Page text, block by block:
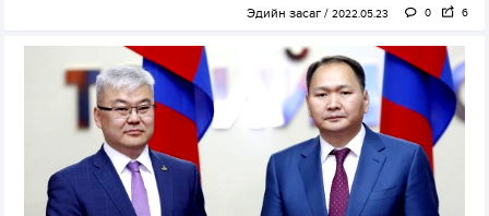
Эдийн засаг 2022.05.23 0 6